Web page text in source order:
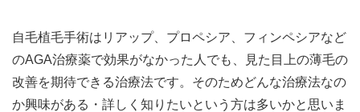
自毛植毛手術はリアップ、プロペシア、フィンペシアなど
のAGA治療薬で効果がなかった人でも、見た目上の薄毛の
改善を期待できる治療法です。そのためどんな治療法なの
か興味がある・詳しく知りたいという方は多いかと思いま